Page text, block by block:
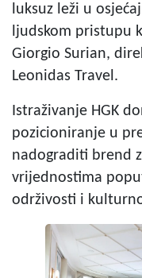
luksuz leži u
ljudskom pristupu
Giorgio Surian,
Leonidas Travel.
Istraživanje HGK
pozicioniranje u
nadograditi brend
vrijednostima
održivosti i